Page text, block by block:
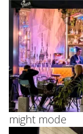
might mode